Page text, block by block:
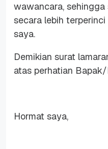
wawancara,
secara lebih
saya.
Demikian surat
atas perhatian Bapak/
Hormat saya,